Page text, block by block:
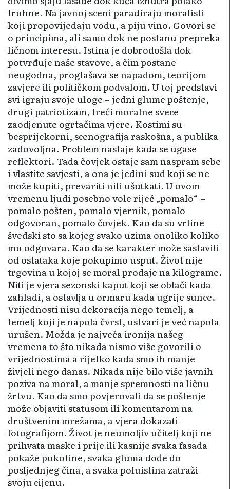
truhne. Na javnoj sceni paradiraju moralisti
koji propovijedaju vodu, a piju vino. Govori se
o principima, ali samo dok ne postanu prepreka
ličnom interesu. Istina je dobrodošla dok
potvrđuje naše stavove, a čim postane
neugodna, proglašava se napadom, teorijom
zavjere ili političkom podvalom. U toj predstavi
svi igraju svoje uloge – jedni glume poštenje,
drugi patriotizam, treći moralne svece
zaodjenute ogrtačima vjere. Kostimi su
besprijekorni, scenografija raskošna, a publika
zadovoljna. Problem nastaje kada se ugase
reflektori. Tada čovjek ostaje sam naspram sebe
i vlastite savjesti, a ona je jedini sud koji se ne
može kupiti, prevariti niti ušutkati. U ovom
vremenu ljudi posebno vole riječ „pomalo“ –
pomalo pošten, pomalo vjernik, pomalo
odgovoran, pomalo čovjek. Kao da su vrline
švedski sto sa kojeg svako uzima onoliko koliko
mu odgovara. Kao da se karakter može sastaviti
od ostataka koje pokupimo usput. Život nije
trgovina u kojoj se moral prodaje na kilograme.
Niti je vjera sezonski kaput koji se oblači kada
zahladi, a ostavlja u ormaru kada ugrije sunce.
Vrijednosti nisu dekoracija nego temelj, a
temelj koji je napola čvrst, ustvari je već napola
urušen. Možda je najveća ironija našeg
vremena to što nikada nismo više govorili o
vrijednostima a rijetko kada smo ih manje
živjeli nego danas. Nikada nije bilo više javnih
poziva na moral, a manje spremnosti na ličnu
žrtvu. Kao da smo povjerovali da se poštenje
može objaviti statusom ili komentarom na
društvenim mrežama, a vjera dokazati
fotografijom. Život je neumoljiv učitelj koji ne
prihvata maske i prije ili kasnije svaka fasada
pokaže pukotine, svaka gluma dođe do
posljednjeg čina, a svaka poluistina zatraži
svoju cijenu.